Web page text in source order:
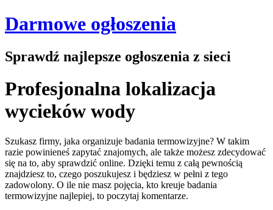
Darmowe ogłoszenia
Sprawdź najlepsze ogłoszenia z sieci
Profesjonalna lokalizacja
wycieków wody
Szukasz firmy, jaka organizuje badania termowizyjne? W takim
razie powinieneś zapytać znajomych, ale także możesz zdecydować
się na to, aby sprawdzić online. Dzięki temu z całą pewnością
znajdziesz to, czego poszukujesz i będziesz w pełni z tego
zadowolony. O ile nie masz pojęcia, kto kreuje badania
termowizyjne najlepiej, to poczytaj komentarze.